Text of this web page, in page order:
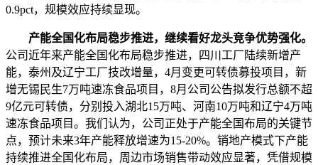
0.9pct，规模效应持续显现。
产能全国化布局稳步推进，继续看好龙头竞争优势强化。
公司近年来产能全国化布局稳步推进，四川工厂陆续新增产
能，泰州及辽宁工厂技改增量，4月变更可转债募投项目，新
增无锡民生7万吨速冻食品项目，8月公司公告拟发行总额不超
9亿元可转债，分别投入湖北15万吨、河南10万吨和辽宁4万吨
速冻食品项目。我们认为，公司正处于产能全国布局的关键节
点，预计未来3年产能释放增速为15-20%。销地产模式下产能
持续推进全国化布局，周边市场销售带动效应显著，凭借规模